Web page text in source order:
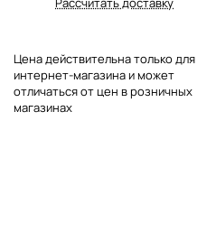
Цена действительна только для
интернет-магазина и может
отличаться от цен в розничных
магазинах